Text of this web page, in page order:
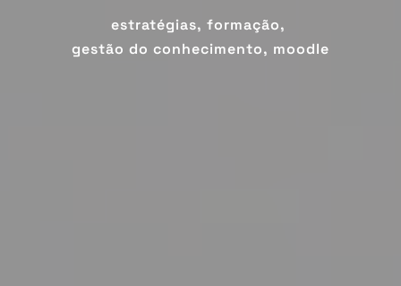
estratégias, formação,
gestão do conhecimento, moodle